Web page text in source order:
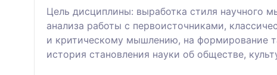
Цель дисциплины: выработка стиля научного
анализа работы c первоисточниками,
и критическому мышлению, на формирование
история становления науки об обществе,